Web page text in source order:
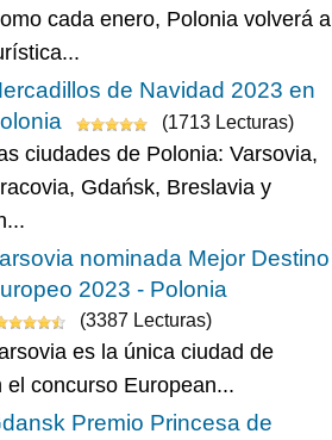
cada enero, Polonia volverá a
de Navidad 2023 en
(1713 Lecturas)
ciudades de Polonia: Varsovia,
Gdańsk, Breslavia y
nominada Mejor Destino
2023 - Polonia
(3387 Lecturas)
es la única ciudad de
concurso European...
Premio Princesa de